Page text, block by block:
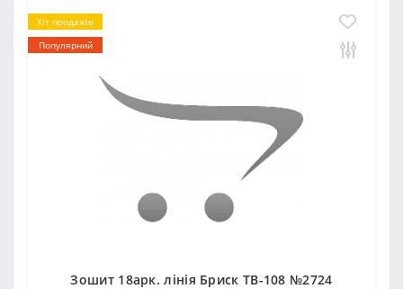
Хіт продажів
Популярний
Зошит 18арк. лінія Бриск ТВ-108 №2724